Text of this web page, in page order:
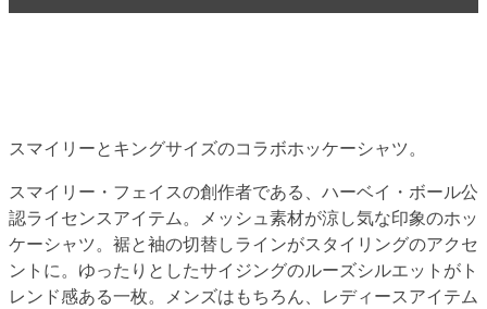
スマイリーとキングサイズのコラボホッケーシャツ。
スマイリー・フェイスの創作者である、ハーベイ・ボール公
認ライセンスアイテム。メッシュ素材が涼し気な印象のホッ
ケーシャツ。裾と袖の切替しラインがスタイリングのアクセ
ントに。ゆったりとしたサイジングのルーズシルエットがト
レンド感ある一枚。メンズはもちろん、レディースアイテム